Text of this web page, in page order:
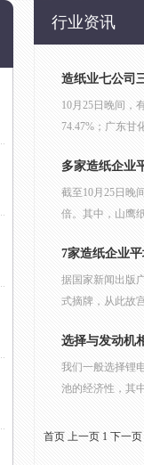
行业资讯
造纸业七公司
10月25日晚间，
74.47%；广东甘
多家造纸企业
截至10月25日晚
倍。其中，山鹰
7家造纸企业
据国家新闻出版
式摘牌，从此故
选择与发动机
我们一般选择锂
池的经济性，其
首页 上一页 1 下一页